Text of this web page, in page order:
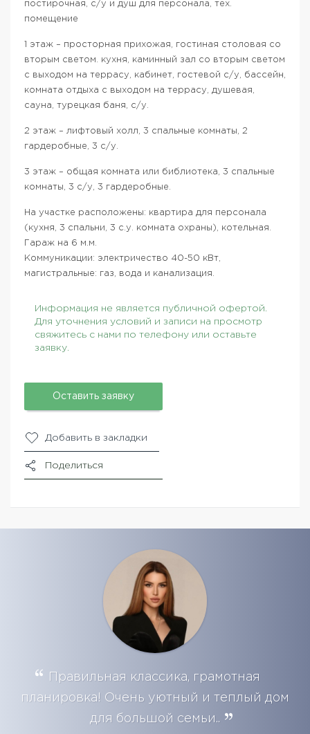
постирочная, с/у и душ для персонала, тех.
помещение
1 этаж – просторная прихожая, гостиная столовая со
вторым светом. кухня, каминный зал со вторым светом
с выходом на террасу, кабинет, гостевой с/у, бассейн,
комната отдыха с выходом на террасу, душевая,
сауна, турецкая баня, с/у.
2 этаж – лифтовый холл, 3 спальные комнаты, 2
гардеробные, 3 с/у.
3 этаж – общая комната или библиотека, 3 спальные
комнаты, 3 с/у, 3 гардеробные.
На участке расположены: квартира для персонала
(кухня, 3 спальни, 3 с.у. комната охраны), котельная.
Гараж на 6 м.м.
Коммуникации: электричество 40-50 кВт,
магистральные: газ, вода и канализация.
Информация не является публичной офертой.
Для уточнения условий и записи на просмотр
свяжитесь с нами по телефону или оставьте
заявку.
Оставить заявку
Добавить в закладки
Поделиться
Правильная классика, грамотная
планировка! Очень уютный и теплый дом
для большой семьи..